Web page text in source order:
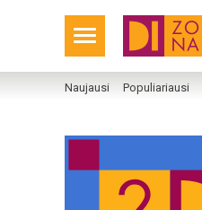
Naujausi Populiariausi